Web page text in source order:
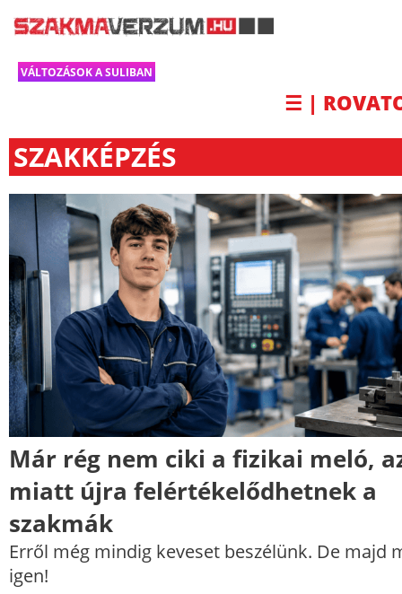
VÁLTOZÁSOK A SULIBAN
☰ |
SZAKKÉPZÉS
Már rég nem ciki a fizikai meló,
miatt újra felértékelődhetnek a
szakmák
Erről még mindig keveset beszélünk. De majd
igen!